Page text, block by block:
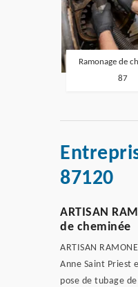
Ramonage de
87
87120
ARTISAN
de cheminée
ARTISAN
Anne Saint Priest
pose de tubage